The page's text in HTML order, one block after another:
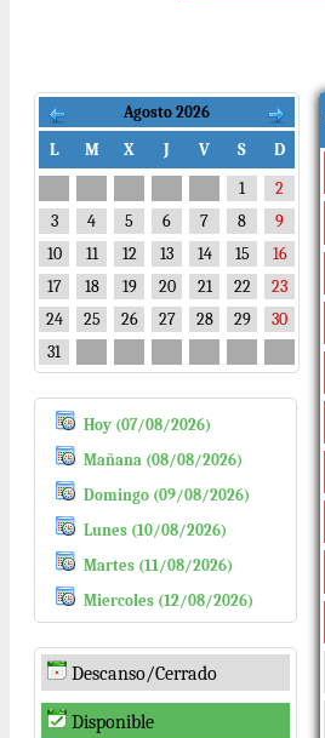
Agosto 2026
L M X J V S
D
1
2
3
4 5 6 7 8
9
10
11 12 13 14 15
16
17
18 19 20 21 22
23
24
25 26 27 28 29
30
31
Hoy (07/08/2026)
Mañana (08/08/2026)
Domingo (09/08/2026)
Lunes (10/08/2026)
Martes (11/08/2026)
Miercoles (12/08/2026)
Descanso/Cerrado
Disponible